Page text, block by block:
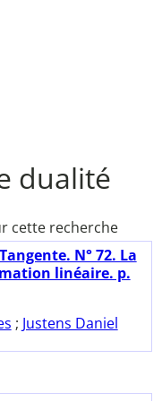
dualité
cette recherche
N° 72. La
linéaire. p.
; Justens Daniel